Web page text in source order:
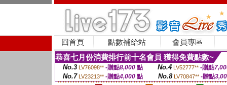
回首頁 點數補給站 會員專區
恭喜七月份消費排行前十名會員 獲得免費點數~
No.3 LV76098** -贈點8,000點 No.4 LV52777** -贈點
No.7 LV23213** -贈點4,000 點 No.8 LV70847** -贈點